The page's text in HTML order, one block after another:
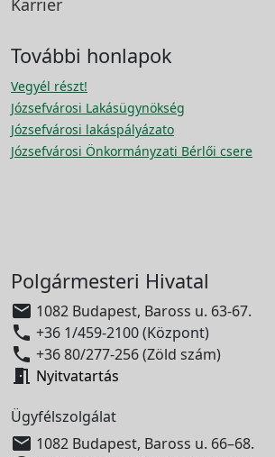
Karrier
További honlapok
Vegyél részt!
Józsefvárosi Lakásügynökség
Józsefvárosi lakáspályázato
Józsefvárosi Önkormányzati Bérlői csere
Polgármesteri Hivatal
 1082 Budapest, Baross u. 63-67.
 +36 1/459-2100 (Központ)
 +36 80/277-256 (Zöld szám)
 Nyitvatartás
Ügyfélszolgálat
 1082 Budapest, Baross u. 66–68.